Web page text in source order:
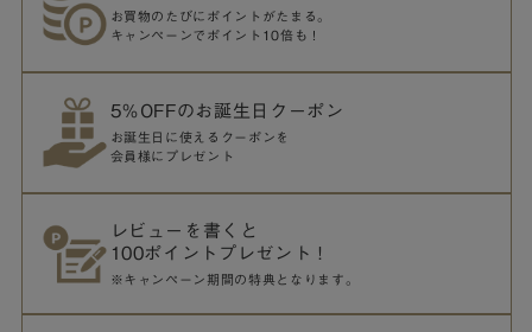
お買物のたびにポイントがたまる。
キャンペーンでポイント10倍も！
5％OFFのお誕生日クーポン
お誕生日に使えるクーポンを
会員様にプレゼント
レビューを書くと
100ポイントプレゼント！
※キャンペーン期間の特典となります。